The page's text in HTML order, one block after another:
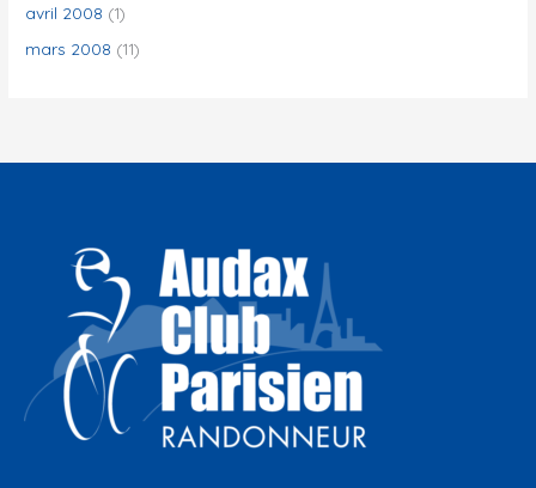
avril 2008 (1)
mars 2008 (11)